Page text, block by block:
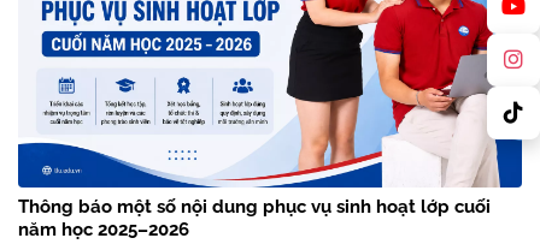
Thông báo một số nội dung phục vụ sinh hoạt lớp cuối
năm học 2025–2026